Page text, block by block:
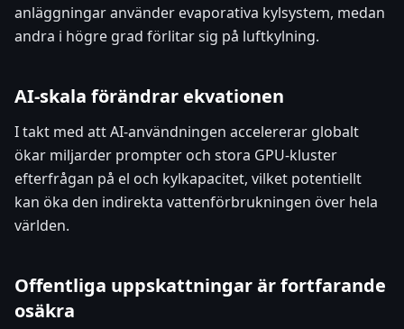
anläggningar använder evaporativa kylsystem, medan
andra i högre grad förlitar sig på luftkylning.
AI-skala förändrar ekvationen
I takt med att AI-användningen accelererar globalt
ökar miljarder prompter och stora GPU-kluster
efterfrågan på el och kylkapacitet, vilket potentiellt
kan öka den indirekta vattenförbrukningen över hela
världen.
Offentliga uppskattningar är fortfarande
osäkra